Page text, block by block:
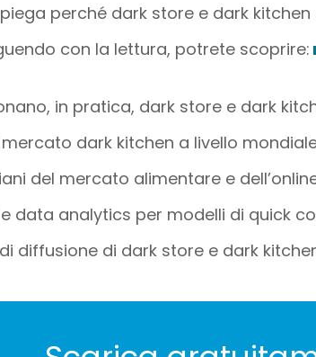
perché dark store e dark
con la lettura, potrete scoprire:
in pratica, dark store e dark
dark kitchen a livello
del mercato alimentare e
e data analytics per modelli di quick
diffusione di dark store e dark